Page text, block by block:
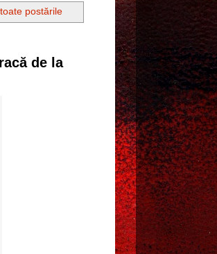
postările
de la